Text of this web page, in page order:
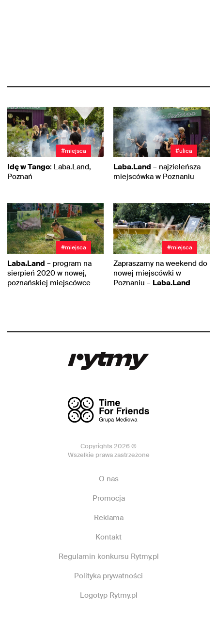
#miejsca
Idę w Tango: Laba.Land,
Poznań
#ulica
Laba.Land – najzieleńsza
miejscówka w Poznaniu
#miejsca
Laba.Land – program na
sierpień 2020 w nowej,
poznańskiej miejscówce
#miejsca
Zapraszamy na weekend do
nowej miejscówki w
Poznaniu – Laba.Land
Copyrights 2026 ©
Wszelkie prawa zastrzeżone
O nas
Promocja
Reklama
Kontakt
Regulamin konkursu Rytmy.pl
Polityka prywatności
Logotyp Rytmy.pl